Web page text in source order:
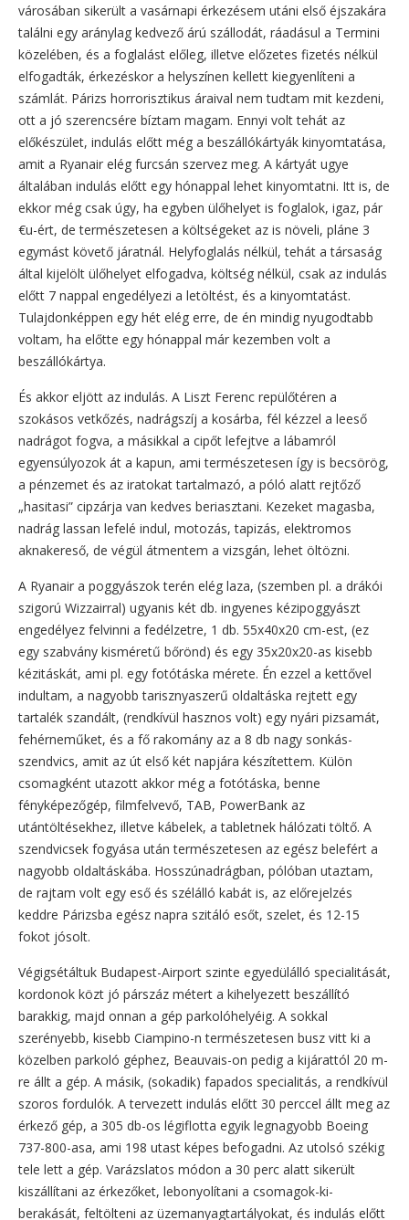
városában sikerült a vasárnapi érkezésem utáni első éjszakára
találni egy aránylag kedvező árú szállodát, ráadásul a Termini
közelében, és a foglalást előleg, illetve előzetes fizetés nélkül
elfogadták, érkezéskor a helyszínen kellett kiegyenlíteni a
számlát. Párizs horrorisztikus áraival nem tudtam mit kezdeni,
ott a jó szerencsére bíztam magam. Ennyi volt tehát az
előkészület, indulás előtt még a beszállókártyák kinyomtatása,
amit a Ryanair elég furcsán szervez meg. A kártyát ugye
általában indulás előtt egy hónappal lehet kinyomtatni. Itt is, de
ekkor még csak úgy, ha egyben ülőhelyet is foglalok, igaz, pár
€u-ért, de természetesen a költségeket az is növeli, pláne 3
egymást követő járatnál. Helyfoglalás nélkül, tehát a társaság
által kijelölt ülőhelyet elfogadva, költség nélkül, csak az indulás
előtt 7 nappal engedélyezi a letöltést, és a kinyomtatást.
Tulajdonképpen egy hét elég erre, de én mindig nyugodtabb
voltam, ha előtte egy hónappal már kezemben volt a
beszállókártya.
És akkor eljött az indulás. A Liszt Ferenc repülőtéren a
szokásos vetkőzés, nadrágszíj a kosárba, fél kézzel a leeső
nadrágot fogva, a másikkal a cipőt lefejtve a lábamról
egyensúlyozok át a kapun, ami természetesen így is becsörög,
a pénzemet és az iratokat tartalmazó, a póló alatt rejtőző
„hasitasi” cipzárja van kedves beriasztani. Kezeket magasba,
nadrág lassan lefelé indul, motozás, tapizás, elektromos
aknakereső, de végül átmentem a vizsgán, lehet öltözni.
A Ryanair a poggyászok terén elég laza, (szemben pl. a drákói
szigorú Wizzairral) ugyanis két db. ingyenes kézipoggyászt
engedélyez felvinni a fedélzetre, 1 db. 55x40x20 cm-est, (ez
egy szabvány kisméretű bőrönd) és egy 35x20x20-as kisebb
kézitáskát, ami pl. egy fotótáska mérete. Én ezzel a kettővel
indultam, a nagyobb tarisznyaszerű oldaltáska rejtett egy
tartalék szandált, (rendkívül hasznos volt) egy nyári pizsamát,
fehérneműket, és a fő rakomány az a 8 db nagy sonkás-
szendvics, amit az út első két napjára készítettem. Külön
csomagként utazott akkor még a fotótáska, benne
fényképezőgép, filmfelvevő, TAB, PowerBank az
utántöltésekhez, illetve kábelek, a tabletnek hálózati töltő. A
szendvicsek fogyása után természetesen az egész belefért a
nagyobb oldaltáskába. Hosszúnadrágban, pólóban utaztam,
de rajtam volt egy eső és szélálló kabát is, az előrejelzés
keddre Párizsba egész napra szitáló esőt, szelet, és 12-15
fokot jósolt.
Végigsétáltuk Budapest-Airport szinte egyedülálló specialitását,
kordonok közt jó párszáz métert a kihelyezett beszállító
barakkig, majd onnan a gép parkolóhelyéig. A sokkal
szerényebb, kisebb Ciampino-n természetesen busz vitt ki a
közelben parkoló géphez, Beauvais-on pedig a kijárattól 20 m-
re állt a gép. A másik, (sokadik) fapados specialitás, a rendkívül
szoros fordulók. A tervezett indulás előtt 30 perccel állt meg az
érkező gép, a 305 db-os légiflotta egyik legnagyobb Boeing
737-800-asa, ami 198 utast képes befogadni. Az utolsó székig
tele lett a gép. Varázslatos módon a 30 perc alatt sikerült
kiszállítani az érkezőket, lebonyolítani a csomagok-ki-
berakását, feltölteni az üzemanyagtartályokat, és indulás előtt